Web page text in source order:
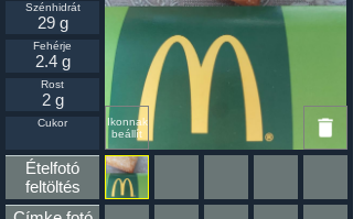
Ikonnak
beállít
Szénhidrát
29 g
Fehérje
2.4 g
Rost
2 g
Cukor
Ételfotó
feltöltés